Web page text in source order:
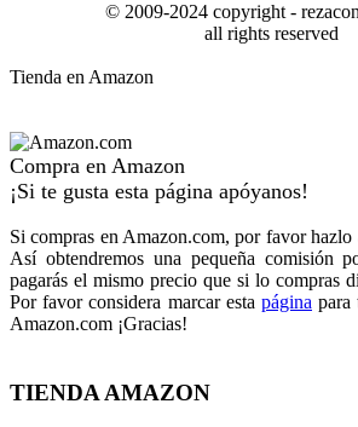
© 2009-2024 copyright -
all rights reserved
Tienda en Amazon
Compra en Amazon
¡Si te gusta esta página apóyanos!
Si compras en Amazon.com, por favor hazlo
Así obtendremos una pequeña comisión
pagarás el mismo precio que si lo compras
Por favor considera marcar esta página para
Amazon.com ¡Gracias!
TIENDA AMAZON